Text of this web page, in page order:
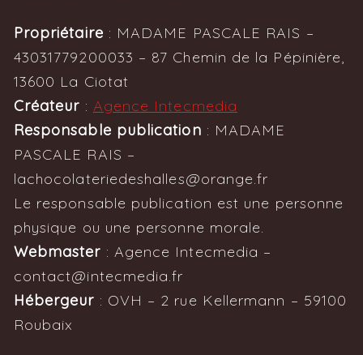
Propriétaire : MADAME PASCALE RAIS –
43031779200033 – 87 Chemin de la Pépinière,
13600 La Ciotat
Créateur : Agence Intecmedia
Responsable publication : MADAME
PASCALE RAIS –
lachocolateriedeshalles@orange.fr
Le responsable publication est une personne
physique ou une personne morale.
Webmaster : Agence Intecmedia –
contact@intecmedia.fr
Hébergeur : OVH – 2 rue Kellermann – 59100
Roubaix